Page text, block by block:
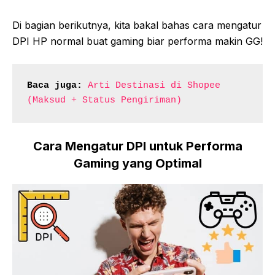
Di bagian berikutnya, kita bakal bahas cara mengatur
DPI HP normal buat gaming biar performa makin GG!
Baca juga:
Arti Destinasi di Shopee
(Maksud + Status Pengiriman)
Cara Mengatur DPI untuk Performa
Gaming yang Optimal